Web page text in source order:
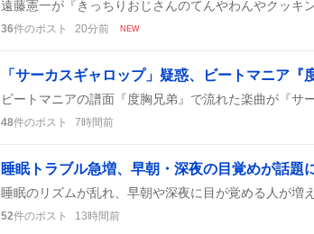
36件のポスト 20分前 NEW
48件のポスト 7時間前
52件のポスト 13時間前